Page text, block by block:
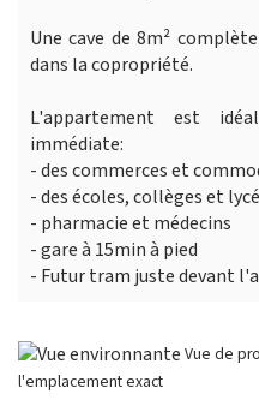
Une cave de 8m²
dans la copropriété.
L'appartement est
immédiate:
- des commerces et
- des écoles, collèges et
- pharmacie et médecins
- gare à 15min à pied
- Futur tram juste devant
Vue de
l'emplacement exact